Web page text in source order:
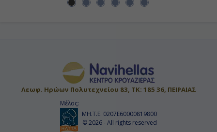
Λεωφ. Ηρώων Πολυτεχνείου 83, ΤΚ: 185 36, ΠΕΙΡΑΙΑΣ
Μέλος:
ΜΗ.Τ.Ε. 0207Ε60000819800
© 2026 - All rights reserved